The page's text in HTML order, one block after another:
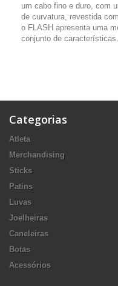
um cabo fino e duro, com
de curvatura, revestida
o FLASH apresenta uma
conjunto de características.
Categorias
Atleta
Merchandising
Sticks
Patins
Luvas
Joelheiras
Caneleiras
Botas
Acessórios